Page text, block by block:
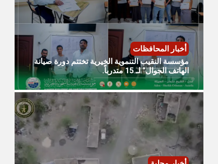
أخبار المحافظات
مؤسسة النقيب التنموية الخيرية تختتم دورة صيانة
الهاتف الجوال" لـ 15 متدرباً.